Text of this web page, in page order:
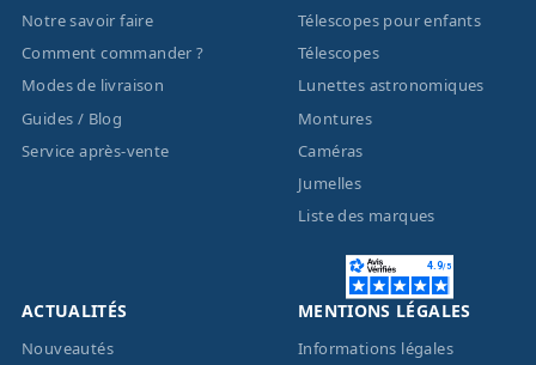
Notre savoir faire
Comment commander ?
Modes de livraison
Guides / Blog
Service après-vente
Télescopes pour enfants
Télescopes
Lunettes astronomiques
Montures
Caméras
Jumelles
Liste des marques
ACTUALITÉS
Nouveautés
MENTIONS LÉGALES
Informations légales